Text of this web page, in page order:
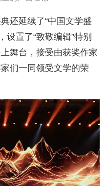
还延续了“中国文学盛
设置了“致敬编辑”特别
舞台，接受由获奖作家
们一同领受文学的荣